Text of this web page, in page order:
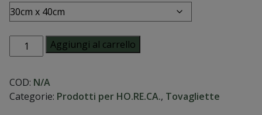
Tovagliette
carta
quantità
Aggiungi al carrello
COD: N/A
Categorie: Prodotti per HO.RE.CA., Tovagliette